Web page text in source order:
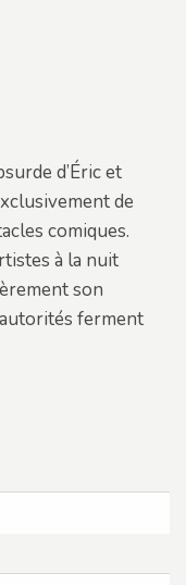
d’Éric et
de
comiques.
à la nuit
son
ferment